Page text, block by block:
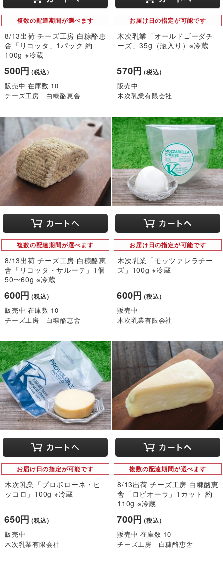
複数の配達期間が選べます
8/13出荷 チーズ工房 白糠酪恵
舎「リコッタ」1パック 約
100g ※冷蔵
500円（税込）
販売中 在庫数 10
チーズ工房 白糠酪恵舎
お届け日の指定が可能です
木次乳業「オールドゴーダチ
ーズ」35g（瓶入り）※冷蔵
570円（税込）
販売中
木次乳業有限会社
複数の配達期間が選べます
8/13出荷 チーズ工房 白糠酪恵
舎「リコッタ・サルーテ」1個
50〜60g ※冷蔵
600円 （税込）
販売中 在庫数 10
チーズ工房 白糠酪恵舎
お届け日の指定が可能です
木次乳業「モッツァレラチー
ズ」100g ※冷蔵
600円 （税込）
販売中
木次乳業有限会社
お届け日の指定が可能です
木次乳業「プロボローネ・ピ
ッコロ」100g ※冷蔵
650円 （税込）
販売中
木次乳業有限会社
複数の配達期間が選べます
8/13出荷 チーズ工房 白糠酪恵
舎「ロビオーラ」1カット 約
110g ※冷蔵
700円 （税込）
販売中 在庫数 10
チーズ工房 白糠酪恵舎